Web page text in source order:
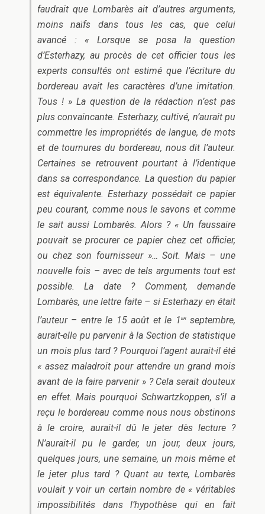
faudrait que Lombarès ait d’autres arguments,
moins naïfs dans tous les cas, que celui
avancé : « Lorsque se posa la question
d’Esterhazy, au procès de cet officier tous les
experts consultés ont estimé que l’écriture du
bordereau avait les caractères d’une imitation.
Tous ! » La question de la rédaction n’est pas
plus convaincante. Esterhazy, cultivé, n’aurait pu
commettre les impropriétés de langue, de mots
et de tournures du bordereau, nous dit l’auteur.
Certaines se retrouvent pourtant à l’identique
dans sa correspondance. La question du papier
est équivalente. Esterhazy possédait ce papier
peu courant, comme nous le savons et comme
le sait aussi Lombarès. Alors ? « Un faussaire
pouvait se procurer ce papier chez cet officier,
ou chez son fournisseur »… Soit. Mais – une
nouvelle fois – avec de tels arguments tout est
possible. La date ? Comment, demande
Lombarès, une lettre faite – si Esterhazy en était
l’auteur – entre le 15 août et le 1erseptembre,
aurait-elle pu parvenir à la Section de statistique
un mois plus tard ? Pourquoi l’agent aurait-il été
« assez maladroit pour attendre un grand mois
avant de la faire parvenir » ? Cela serait douteux
en effet. Mais pourquoi Schwartzkoppen, s’il a
reçu le bordereau comme nous nous obstinons
à le croire, aurait-il dû le jeter dès lecture ?
N’aurait-il pu le garder, un jour, deux jours,
quelques jours, une semaine, un mois même et
le jeter plus tard ? Quant au texte, Lombarès
voulait y voir un certain nombre de « véritables
impossibilités dans l’hypothèse qui en fait